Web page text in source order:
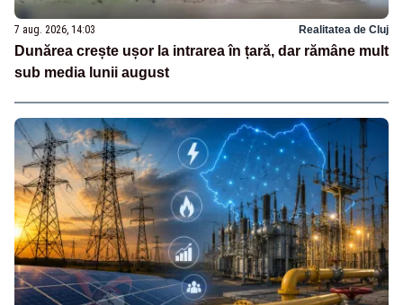
7 aug. 2026, 14:03 Realitatea de Cluj
Dunărea crește ușor la intrarea în țară, dar rămâne mult
sub media lunii august